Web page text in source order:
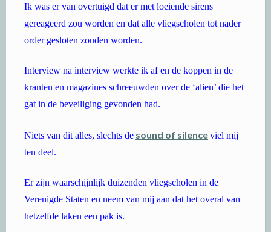
Ik was er van overtuigd dat er met loeiende sirens
gereageerd zou worden en dat alle vliegscholen tot nader
order gesloten zouden worden.
Interview na interview werkte ik af en de koppen in de
kranten en magazines schreeuwden over de ‘alien’ die het
gat in de beveiliging gevonden had.
Niets van dit alles, slechts de sound of silenceviel mij
ten deel.
Er zijn waarschijnlijk duizenden vliegscholen in de
Verenigde Staten en neem van mij aan dat het overal van
hetzelfde laken een pak is.